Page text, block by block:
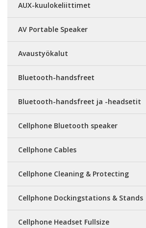
AUX-kuulokeliittimet
AV Portable Speaker
Avaustyökalut
Bluetooth-handsfreet
Bluetooth-handsfreet ja -headsetit
Cellphone Bluetooth speaker
Cellphone Cables
Cellphone Cleaning & Protecting
Cellphone Dockingstations & Stands
Cellphone Headset Fullsize